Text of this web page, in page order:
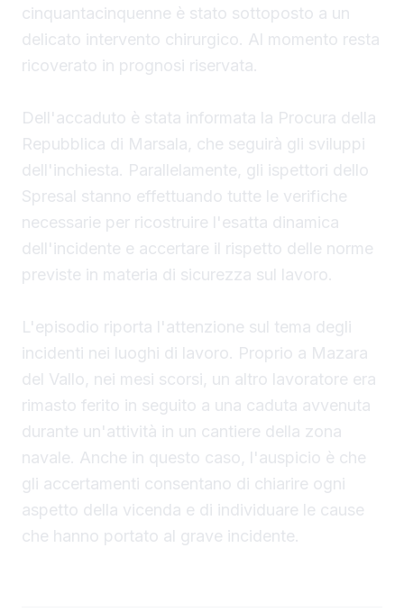
cinquantacinquenne è stato sottoposto a un
delicato intervento chirurgico. Al momento resta
ricoverato in prognosi riservata.
Dell'accaduto è stata informata la Procura della
Repubblica di Marsala, che seguirà gli sviluppi
dell'inchiesta. Parallelamente, gli ispettori dello
Spresal stanno effettuando tutte le verifiche
necessarie per ricostruire l'esatta dinamica
dell'incidente e accertare il rispetto delle norme
previste in materia di sicurezza sul lavoro.
L'episodio riporta l'attenzione sul tema degli
incidenti nei luoghi di lavoro. Proprio a Mazara
del Vallo, nei mesi scorsi, un altro lavoratore era
rimasto ferito in seguito a una caduta avvenuta
durante un'attività in un cantiere della zona
navale. Anche in questo caso, l'auspicio è che
gli accertamenti consentano di chiarire ogni
aspetto della vicenda e di individuare le cause
che hanno portato al grave incidente.